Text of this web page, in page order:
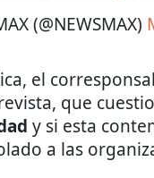
(@NEWSMAX)
el corresponsal
que
y si esta
a las